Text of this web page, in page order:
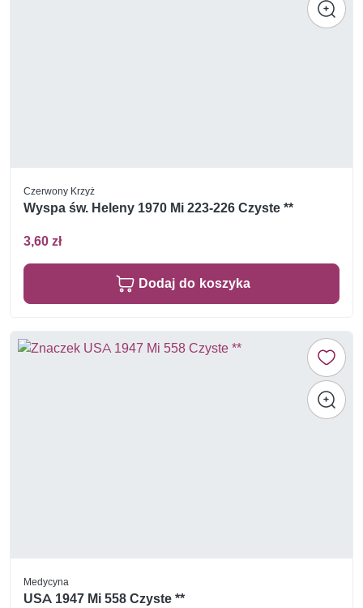
Czerwony Krzyż
Wyspa św. Heleny 1970 Mi 223-226 Czyste **
3,60 zł
Dodaj do koszyka
Medycyna
USA 1947 Mi 558 Czyste **